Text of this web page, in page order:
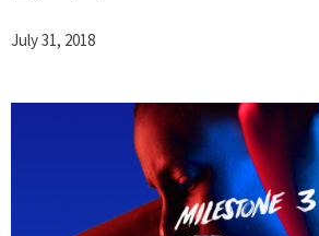
July 31, 2018